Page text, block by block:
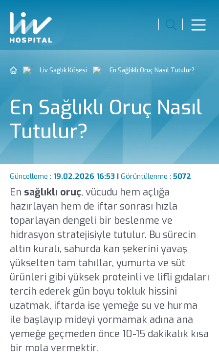
Liv Sağlık Köşesi En Sağlıklı Oruç Nasıl Tutulur?
En Sağlıklı Oruç Nasıl
Tutulur?
Güncelleme : 19.02.2026 16:53 | Görüntülenme : 5072
En sağlıklı oruç, vücudu hem açlığa
hazırlayan hem de iftar sonrası hızla
toparlayan dengeli bir beslenme ve
hidrasyon stratejisiyle tutulur. Bu sürecin
altın kuralı, sahurda kan şekerini yavaş
yükselten tam tahıllar, yumurta ve süt
ürünleri gibi yüksek proteinli ve lifli gıdaları
tercih ederek gün boyu tokluk hissini
uzatmak, iftarda ise yemeğe su ve hurma
ile başlayıp mideyi yormamak adına ana
yemeğe geçmeden önce 10-15 dakikalık kısa
bir mola vermektir.